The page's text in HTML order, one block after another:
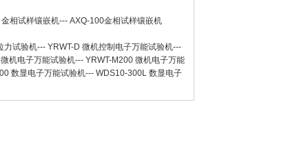
金相试样镶嵌机--- AXQ-100金相试样镶嵌机
力试验机--- YRWT-D 微机控制电子万能试验机---
机电子万能试验机--- YRWT-M200 微机电子万能
数显电子万能试验机--- WDS10-300L 数显电子